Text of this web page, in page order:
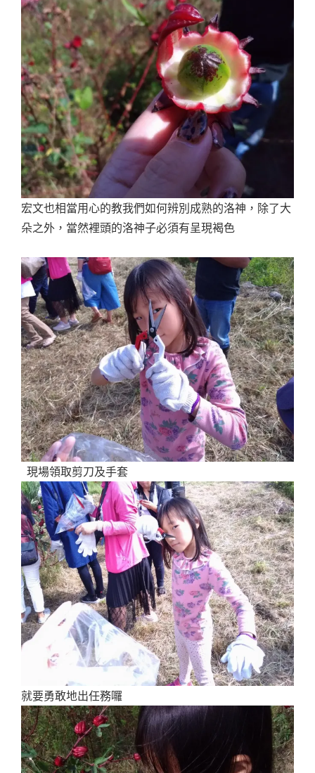
宏文也相當用心的教我們如何辨別成熟的洛神，除了大
朵之外，當然裡頭的洛神子必須有呈現褐色
現場領取剪刀及手套
就要勇敢地出任務囉